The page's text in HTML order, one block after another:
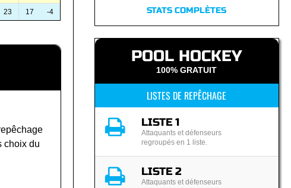
23 17 -4
choix du
STATS COMPLÈTES
POOL HOCKEY
100% GRATUIT
LISTES DE REPÊCHAGE
LISTE 1
Attaquants et défenseurs
regroupés en 1 liste.
LISTE 2
Attaquants et défenseurs